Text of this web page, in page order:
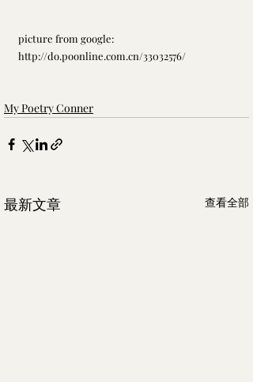
picture from google:
http://do.poonline.com.cn/33032576/
My Poetry Conner
最新文章 查看全部